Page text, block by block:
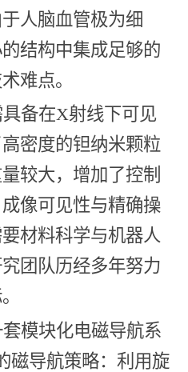
人脑血管极为细
结构中集成足够的
难点。
备在X射线下可见
密度的钽纳米颗粒
较大，增加了控制
像可见性与精确操
材料科学与机器人
团队历经多年努力
模块化电磁导航系
磁导航策略：利用旋